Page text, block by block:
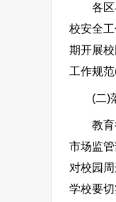
各区县
校安全
期开展
工作规范
(二)落
教育行
市场监
对校园
学校要